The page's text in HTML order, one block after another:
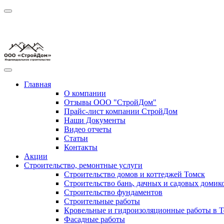
Главная
О компании
Отзывы ООО "СтройДом"
Прайс-лист компании СтройДом
Наши Документы
Видео отчеты
Статьи
Контакты
Акции
Строительство, ремонтные услуги
Строительство домов и коттеджей Томск
Строительство бань, дачных и садовых
Строительство фундаментов
Строительные работы
Кровельные и гидроизоляционные работы в
Фасадные работы